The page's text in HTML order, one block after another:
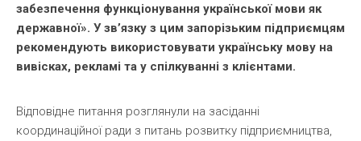
забезпечення функціонування української мови як
державної». У зв’язку з цим запорізьким підприємцям
рекомендують використовувати українську мову на
вивісках, рекламі та у спілкуванні з клієнтами.
Відповідне питання розглянули на засіданні
координаційної ради з питань розвитку підприємництва,